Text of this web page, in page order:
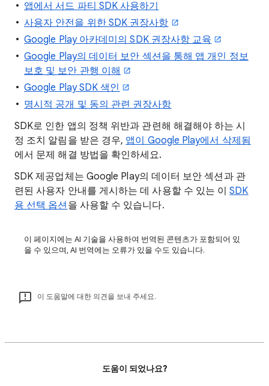
앱에서 서드 파티 SDK 사용하기
사용자 안전을 위한 SDK 권장사항
Google Play 아카데미의 SDK 권장사항 교육
Google Play의 데이터 보안 섹션을 통해 앱 개인 정보
보호 및 보안 관행 이해
Google Play SDK 색인
명시적 공개 및 동의 관련 권장사항
SDK로 인한 앱의 정책 위반과 관련해 해결해야 하는 시
정 조치 알림을 받은 경우, 앱이 Google Play에서 삭제됨
에서 문제 해결 방법을 확인하세요.
SDK 제공업체는 Google Play의 데이터 보안 섹션과 관
련된 사용자 안내를 게시하는 데 사용할 수 있는 이SDK
용 선택 옵션 을 사용할 수 있습니다.
이 페이지에는 AI 기술을 사용하여 번역된 콘텐츠가 포함되어 있
을 수 있으며, AI 번역에는 오류가 있을 수도 있습니다.
이 도움말에 대한 의견을 보내 주세요.
도움이 되었나요?